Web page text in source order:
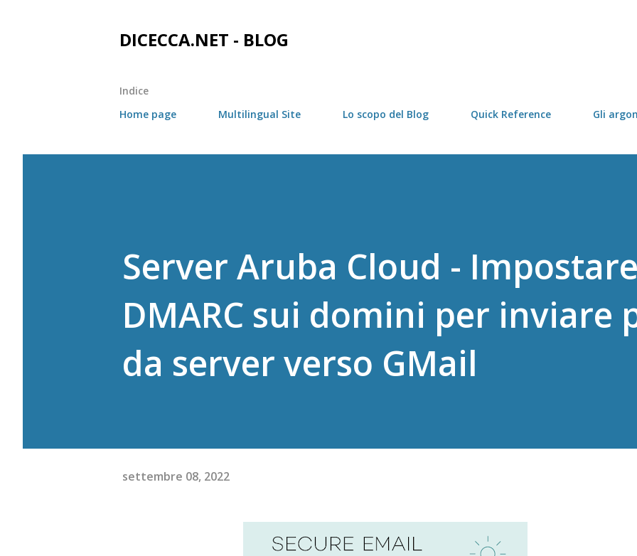
DICECCA.NET - BLOG
Indice
Home page
Multilingual Site Lo scopo del Blog Quick Reference Gli
Server Aruba Cloud -
DMARC sui domini per inviare
da server verso GMail
settembre 08, 2022